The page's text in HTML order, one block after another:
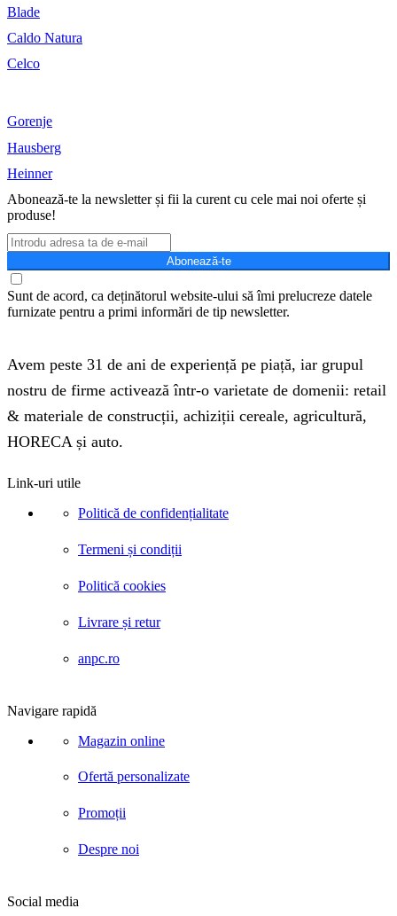
Blade
Caldo Natura
Celco
Gorenje
Hausberg
Heinner
Abonează-te la newsletter și fii la curent cu cele mai noi oferte și
produse!
Abonează-te
Sunt de acord, ca deținătorul website-ului să îmi prelucreze datele
furnizate pentru a primi informări de tip newsletter.
Avem peste 31 de ani de experiență pe piață, iar grupul
nostru de firme activează într-o varietate de domenii: retail
& materiale de construcții, achiziții cereale, agricultură,
HORECA și auto.
Link-uri utile
Politică de confidențialitate
Termeni și condiții
Politică cookies
Livrare și retur
anpc.ro
Navigare rapidă
Magazin online
Ofertă personalizate
Promoții
Despre noi
Social media